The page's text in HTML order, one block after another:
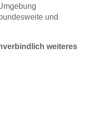
und
weiteres